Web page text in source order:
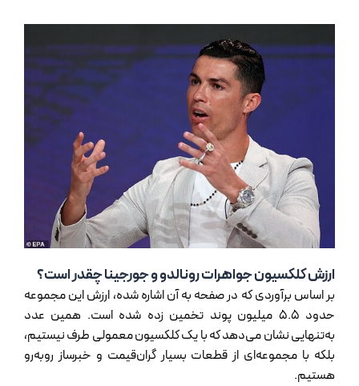
ارزش کلکسیون جواهرات رونالدو و جورجینا چقدر است؟
بر اساس برآوردی که در صفحه به آن اشاره شده، ارزش این مجموعه
حدود 5.5 میلیون پوند تخمین زده شده است. همین عدد
به‌تنهایی نشان می‌دهد که با یک کلکسیون معمولی طرف نیستیم،
بلکه با مجموعه‌ای از قطعات بسیار گران‌قیمت و خبرساز روبه‌رو
هستیم.